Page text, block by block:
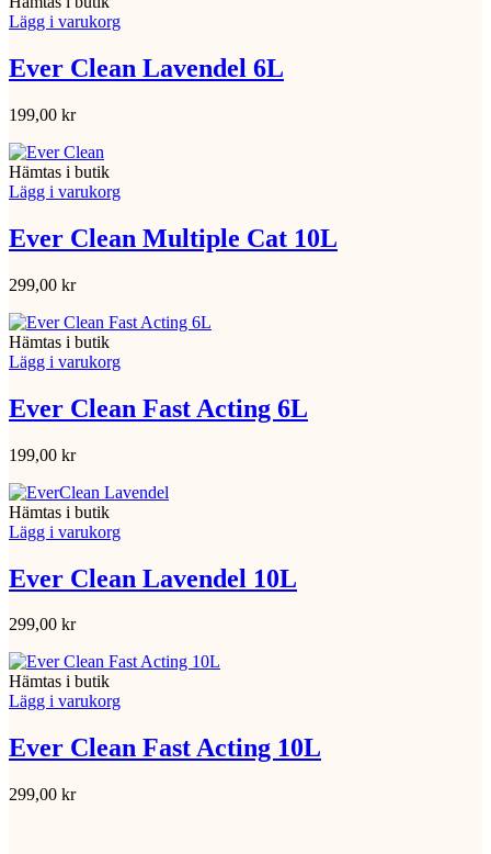
Lägg i varukorg
Ever Clean Lavendel 6L
199,00 kr
Hämtas i butik
Lägg i varukorg
Ever Clean Multiple Cat 10L
299,00 kr
Hämtas i butik
Lägg i varukorg
Ever Clean Fast Acting 6L
199,00 kr
Hämtas i butik
Lägg i varukorg
Ever Clean Lavendel 10L
299,00 kr
Hämtas i butik
Lägg i varukorg
Ever Clean Fast Acting 10L
299,00 kr